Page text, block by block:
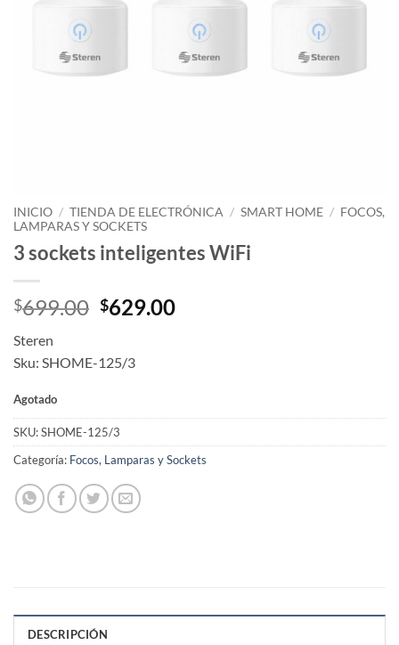
INICIO / TIENDA DE ELECTRÓNICA / SMART HOME / FOCOS,
LAMPARAS Y SOCKETS
3 sockets inteligentes WiFi
$699.00 Original
$699.00.
$629.00Current
Steren
Sku: SHOME-125/3
Agotado
SKU:SHOME-125/3
Categoría: Focos, Lamparas y Sockets
DESCRIPCIÓN